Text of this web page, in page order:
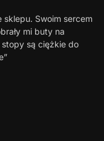
sklepu. Swoim sercem
mi buty na
stopy są ciężkie do